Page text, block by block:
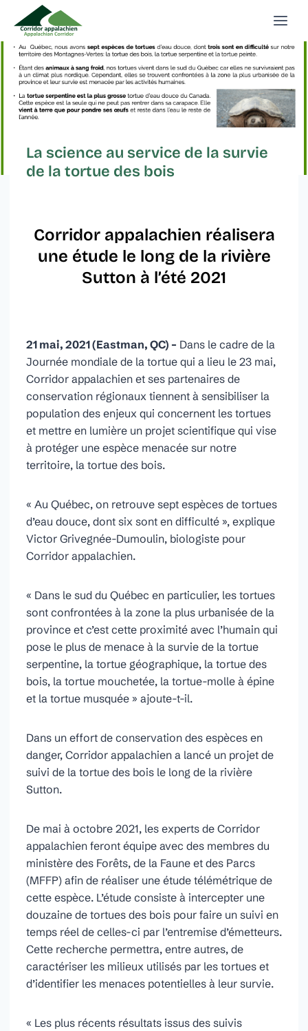
contenu
La science au service de la survie
de la tortue des bois
Corridor appalachien réalisera
une étude le long de la rivière
Sutton à l’été 2021
21 mai, 2021 (Eastman, QC) – Dans le cadre de la
Journée mondiale de la tortue qui a lieu le 23 mai,
Corridor appalachien et ses partenaires de
conservation régionaux tiennent à sensibiliser la
population des enjeux qui concernent les tortues
et mettre en lumière un projet scientifique qui vise
à protéger une espèce menacée sur notre
territoire, la tortue des bois.
« Au Québec, on retrouve sept espèces de tortues
d’eau douce, dont six sont en difficulté », explique
Victor Grivegnée-Dumoulin, biologiste pour
Corridor appalachien.
« Dans le sud du Québec en particulier, les tortues
sont confrontées à la zone la plus urbanisée de la
province et c’est cette proximité avec l’humain qui
pose le plus de menace à la survie de la tortue
serpentine, la tortue géographique, la tortue des
bois, la tortue mouchetée, la tortue-molle à épine
et la tortue musquée » ajoute-t-il.
Dans un effort de conservation des espèces en
danger, Corridor appalachien a lancé un projet de
suivi de la tortue des bois le long de la rivière
Sutton.
De mai à octobre 2021, les experts de Corridor
appalachien feront équipe avec des membres du
ministère des Forêts, de la Faune et des Parcs
(MFFP) afin de réaliser une étude télémétrique de
cette espèce. L’étude consiste à intercepter une
douzaine de tortues des bois pour faire un suivi en
temps réel de celles-ci par l’entremise d’émetteurs.
Cette recherche permettra, entre autres, de
caractériser les milieux utilisés par les tortues et
d’identifier les menaces potentielles à leur survie.
« Les plus récents résultats issus des suivis